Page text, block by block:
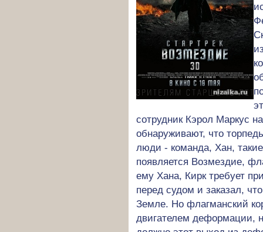
сотрудник Кэрол Маркус
обнаруживают, что
люди - команда, Хан,
появляется Возмездие,
ему Хана, Кирк требует
перед судом и заказал,
Земле. Но флагманский
двигателем деформации,